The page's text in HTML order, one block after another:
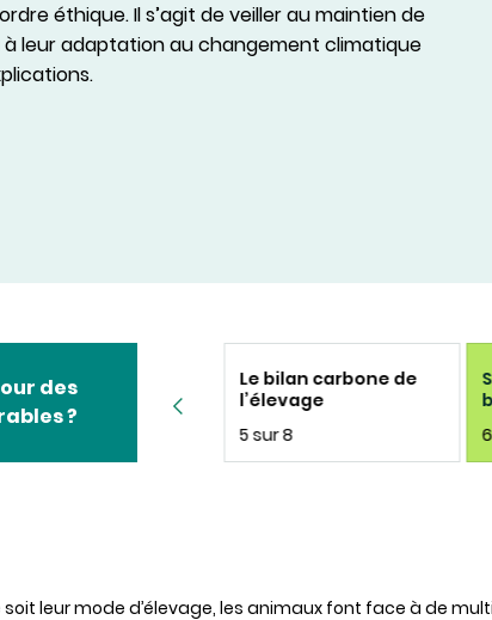
éthique. Il s’agit de veiller au maintien de
à leur adaptation au changement climatique
des
élevages durables ?
de
: les défis
l’attractivité
Le bilan carbone de
l’élevage
5 sur 8
soit leur mode d’élevage, les animaux font face à de